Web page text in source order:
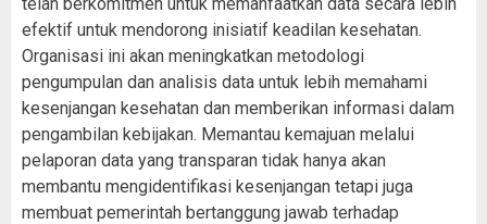
efektif untuk mendorong inisiatif keadilan kesehatan.
Organisasi ini akan meningkatkan metodologi
pengumpulan dan analisis data untuk lebih memahami
kesenjangan kesehatan dan memberikan informasi dalam
pengambilan kebijakan. Memantau kemajuan melalui
pelaporan data yang transparan tidak hanya akan
membantu mengidentifikasi kesenjangan tetapi juga
membuat pemerintah bertanggung jawab terhadap